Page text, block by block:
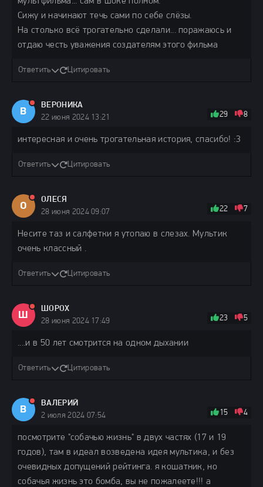
Сижу и начинают течь сами по себе слёзы.
На столько всё трогательно сделали... поражаюсь и
отдаю честь уважения создателям этого фильма
Ответить Цитировать
В
ВЕРОНИКА
22 июня 2024 13:21
29 8
интересная и очень трогательная история, спасибо! :3
Ответить Цитировать
О
ОЛЕСЯ
28 июня 2024 09:07
22 7
Несите таз и салфетки я утопаю в слезах. Мультик
очень классный .
Ответить Цитировать
Ш
ШОРОХ
28 июня 2024 17:49
23 5
....и в 50 лет смотрится на одном дыхании
Ответить Цитировать
В
ВАЛЕРИЙ
2 июля 2024 07:54
15 4
посмотрите "собачью жизнь" в двух частях (17 и 19
годов), там в идеал возведена идея мультика, и без
очевидных допущений рейтинга. я кошатник, но
собачья жизнь это бомба, вы не пожалеете!!! а